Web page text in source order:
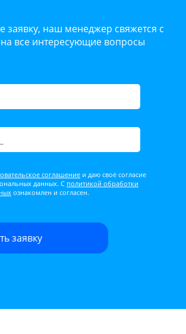
заявку, наш менеджер свяжется с
все интересующие вопросы
соглашение и даю своё согласие
данных. С политикой обработки
ознакомлен и согласен.